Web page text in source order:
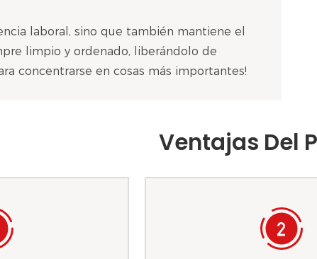
laboral, sino que también mantiene el
limpio y ordenado, liberándolo de
concentrarse en cosas más importantes!
Ventajas Del